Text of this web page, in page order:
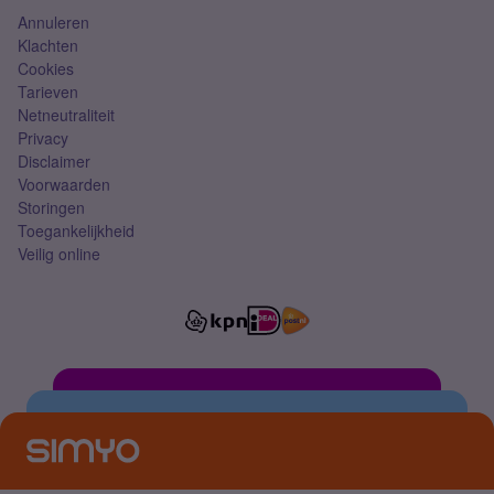
Annuleren
Klachten
Cookies
Tarieven
Netneutraliteit
Privacy
Disclaimer
Voorwaarden
Storingen
Toegankelijkheid
Veilig online